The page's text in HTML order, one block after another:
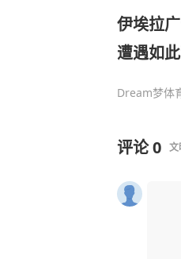
伊埃拉
遭遇如
Dream梦体
评论0 文